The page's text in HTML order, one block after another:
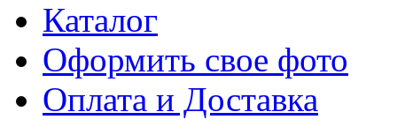
Каталог
Оформить свое фото
Оплата и Доставка